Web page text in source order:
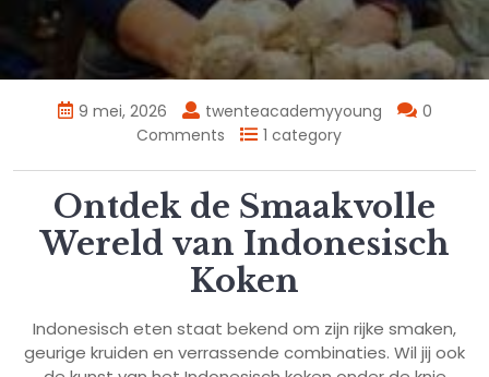
9 mei, 2026 twenteacademyyoung
0
Comments
1 category
Ontdek de Smaakvolle
Wereld van Indonesisch
Koken
Indonesisch eten staat bekend om zijn rijke smaken,
geurige kruiden en verrassende combinaties. Wil jij ook